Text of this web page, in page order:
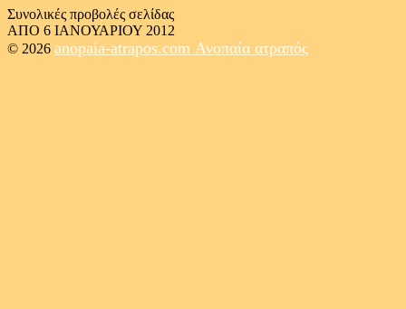
Συνολικές προβολές σελίδας
ΑΠΟ 6 ΙΑΝΟΥΑΡΙΟΥ 2012
© 2026 anopaia-atrapos.com Ανοπαία ατραπός